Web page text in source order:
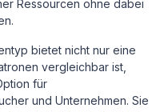
Ressourcen ohne dabei
bietet nicht nur eine
vergleichbar ist,
für
und Unternehmen. Sie